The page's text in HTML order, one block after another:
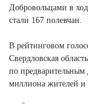
Добровольцами в
стали 167 полевчан.
В рейтинговом
Свердловская
по
миллиона жителей и